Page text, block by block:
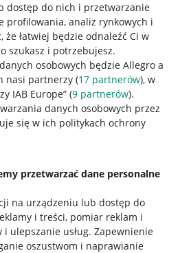
dostęp do nich i przetwarzanie
profilowania, analiz rynkowych i
że łatwiej będzie odnaleźć Ci w
szukasz i potrzebujesz.
osobowych będzie Allegro a
nasi partnerzy (17 partnerów), w
IAB Europe” (9 partnerów).
danych osobowych przez
się w ich politykach ochrony
przetwarzać dane personalne
na urządzeniu lub dostęp do
i treści, pomiar reklam i
ulepszanie usług. Zapewnienie
oszustwom i naprawianie